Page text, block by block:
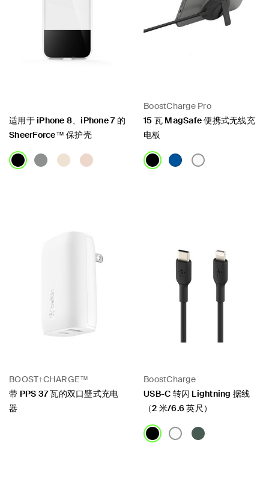
适用于 iPhone 8、iPhone 7 的
SheerForce™ 保护壳
BoostCharge Pro
15 瓦 MagSafe 便携式无线充
电板
BOOST↑CHARGE™
带 PPS 37 瓦的双口壁式充电
器
BoostCharge
USB-C 转闪 Lightning 据线
（2 米/6.6 英尺）